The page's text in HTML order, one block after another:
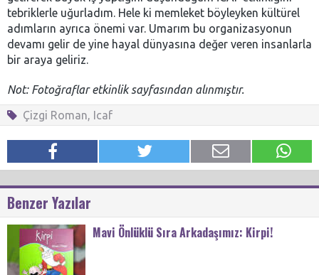
tebriklerle uğurladım. Hele ki memleket böyleyken kültürel
adımların ayrıca önemi var. Umarım bu organizasyonun
devamı gelir de yine hayal dünyasına değer veren insanlarla
bir araya geliriz.
Not: Fotoğraflar etkinlik sayfasından alınmıştır.
Çizgi Roman Icaf
Benzer Yazılar
Mavi Önlüklü Sıra Arkadaşımız: Kirpi!